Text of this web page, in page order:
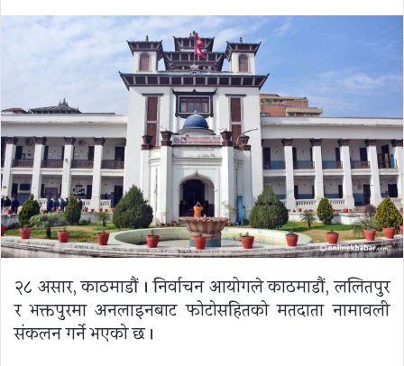
२८ असार, काठमाडौं । निर्वाचन आयोगले काठमाडौं, ललितपुर
र भक्तपुरमा अनलाइनबाट फोटोसहितको मतदाता नामावली
संकलन गर्ने भएको छ ।